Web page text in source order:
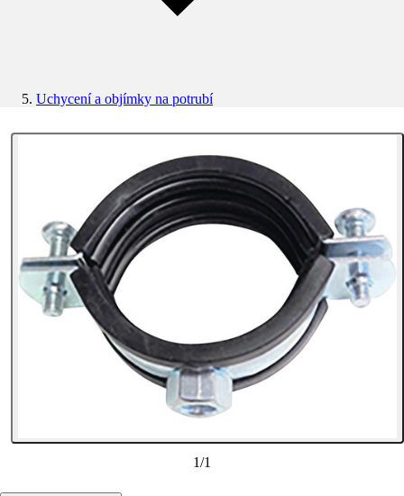
Uchycení a objímky na potrubí
1/1